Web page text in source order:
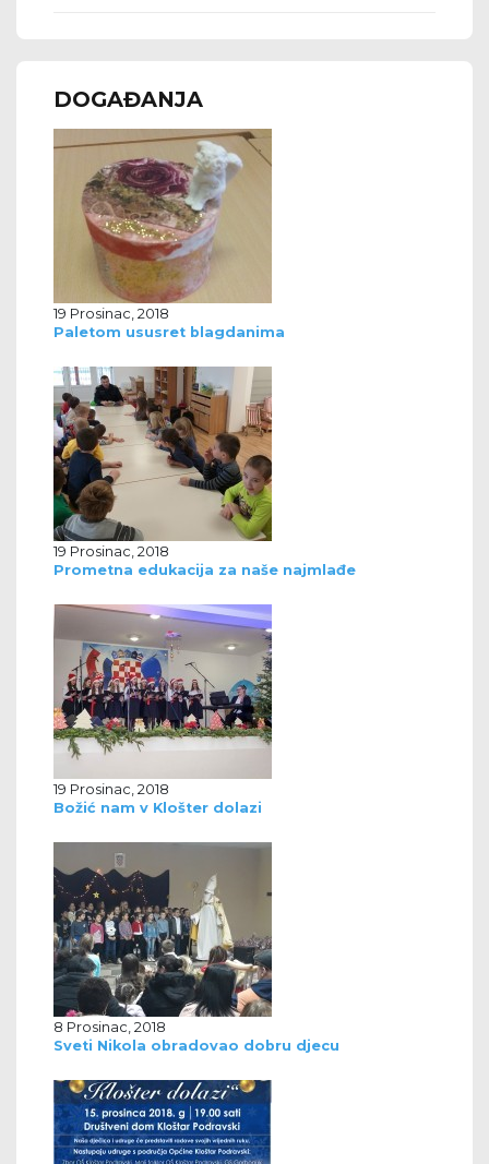
DOGAĐANJA
19 Prosinac, 2018
Paletom ususret blagdanima
19 Prosinac, 2018
Prometna edukacija za naše najmlađe
19 Prosinac, 2018
Božić nam v Klošter dolazi
8 Prosinac, 2018
Sveti Nikola obradovao dobru djecu